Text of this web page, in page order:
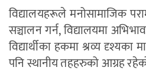
विद्यालयहरूले मनोसामाजिक
सञ्चालन गर्न, विद्यालयमा
विद्यार्थीका हकमा श्रव्य दृश्यका
पनि स्थानीय तहहरुको आग्रह